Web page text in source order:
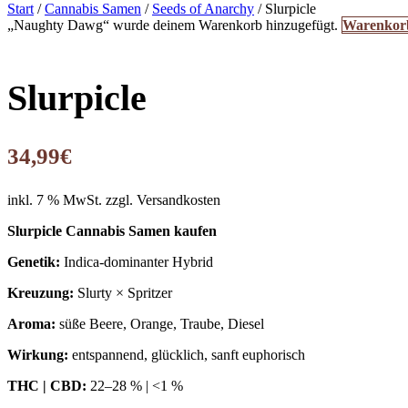
Start /Cannabis Samen / Seeds of Anarchy / Slurpicle
„Naughty Dawg“ wurde deinem Warenkorb hinzugefügt.
Slurpicle
34,99€
inkl. 7 % MwSt. zzgl. Versandkosten
Slurpicle Cannabis Samen kaufen
Genetik: Indica-dominanter Hybrid
Kreuzung: Slurty × Spritzer
Aroma: süße Beere, Orange, Traube, Diesel
Wirkung: entspannend, glücklich, sanft euphorisch
THC | CBD: 22–28 % | <1 %